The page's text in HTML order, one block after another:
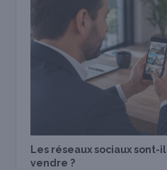
Les réseaux sociaux sont-
vendre ?